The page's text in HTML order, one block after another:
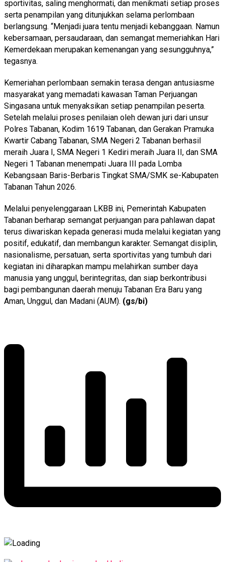
sportivitas, saling menghormati, dan menikmati setiap proses
serta penampilan yang ditunjukkan selama perlombaan
berlangsung. “Menjadi juara tentu menjadi kebanggaan. Namun
kebersamaan, persaudaraan, dan semangat memeriahkan Hari
Kemerdekaan merupakan kemenangan yang sesungguhnya,”
tegasnya.
Kemeriahan perlombaan semakin terasa dengan antusiasme
masyarakat yang memadati kawasan Taman Perjuangan
Singasana untuk menyaksikan setiap penampilan peserta.
Setelah melalui proses penilaian oleh dewan juri dari unsur
Polres Tabanan, Kodim 1619 Tabanan, dan Gerakan Pramuka
Kwartir Cabang Tabanan, SMA Negeri 2 Tabanan berhasil
meraih Juara I, SMA Negeri 1 Kediri meraih Juara II, dan SMA
Negeri 1 Tabanan menempati Juara III pada Lomba
Kebangsaan Baris-Berbaris Tingkat SMA/SMK se-Kabupaten
Tabanan Tahun 2026.
Melalui penyelenggaraan LKBB ini, Pemerintah Kabupaten
Tabanan berharap semangat perjuangan para pahlawan dapat
terus diwariskan kepada generasi muda melalui kegiatan yang
positif, edukatif, dan membangun karakter. Semangat disiplin,
nasionalisme, persatuan, serta sportivitas yang tumbuh dari
kegiatan ini diharapkan mampu melahirkan sumber daya
manusia yang unggul, berintegritas, dan siap berkontribusi
bagi pembangunan daerah menuju Tabanan Era Baru yang
Aman, Unggul, dan Madani (AUM). (gs/bi)